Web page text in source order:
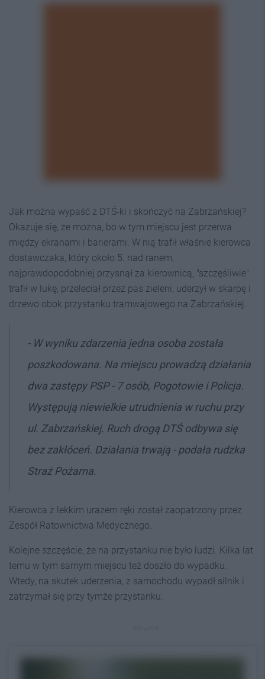
Jak można wypaść z DTŚ-ki i skończyć na Zabrzańskiej?
Okazuje się, że można, bo w tym miejscu jest przerwa
między ekranami i barierami. W nią trafił właśnie kierowca
dostawczaka, który około 5. nad ranem,
najprawdopodobniej przysnął za kierownicą, "szczęśliwie"
trafił w lukę, przeleciał przez pas zieleni, uderzył w skarpę i
drzewo obok przystanku tramwajowego na Zabrzańskiej.
- W wyniku zdarzenia jedna osoba została
poszkodowana. Na miejscu prowadzą działania
dwa zastępy PSP - 7 osób, Pogotowie i Policja.
Występują niewielkie utrudnienia w ruchu przy
ul. Zabrzańskiej. Ruch drogą DTŚ odbywa się
bez zakłóceń. Działania trwają - podała rudzka
Straż Pożarna.
Kierowca z lekkim urazem ręki został zaopatrzony przez
Zespół Ratownictwa Medycznego.
Kolejne szczęście, że na przystanku nie było ludzi. Kilka lat
temu w tym samym miejscu też doszło do wypadku.
Wtedy, na skutek uderzenia, z samochodu wypadł silnik i
zatrzymał się przy tymże przystanku.